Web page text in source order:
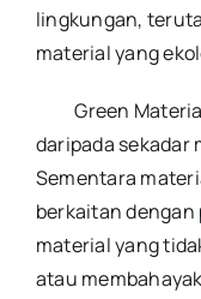
lingkungan,
material yang
Green Material
daripada sekadar
Sementara
berkaitan
material yang
atau